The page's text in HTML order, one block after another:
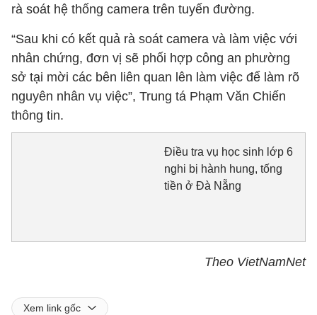
rà soát hệ thống camera trên tuyến đường.
“Sau khi có kết quả rà soát camera và làm việc với
nhân chứng, đơn vị sẽ phối hợp công an phường
sở tại mời các bên liên quan lên làm việc để làm rõ
nguyên nhân vụ việc”, Trung tá Phạm Văn Chiến
thông tin.
Điều tra vụ học sinh lớp 6
nghi bị hành hung, tống
tiền ở Đà Nẵng
Theo VietNamNet
Xem link gốc